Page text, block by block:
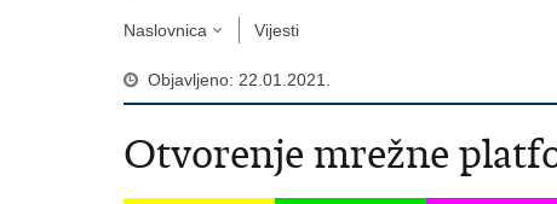
Naslovnica Vijesti
Objavljeno: 22.01.2021.
Otvorenje mrežne